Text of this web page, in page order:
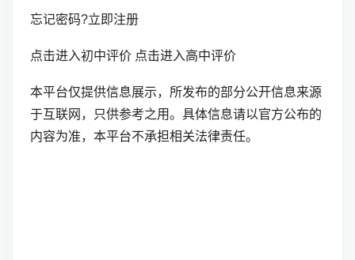
忘记密码?立即注册
点击进入初中评价 点击进入高中评价
本平台仅提供信息展示，所发布的部分公开信息来源
于互联网，只供参考之用。具体信息请以官方公布的
内容为准，本平台不承担相关法律责任。